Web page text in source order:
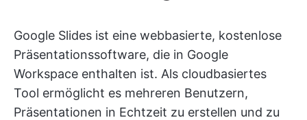
Google Slides ist eine webbasierte, kostenlose
Präsentationssoftware, die in Google
Workspace enthalten ist. Als cloudbasiertes
Tool ermöglicht es mehreren Benutzern,
Präsentationen in Echtzeit zu erstellen und zu